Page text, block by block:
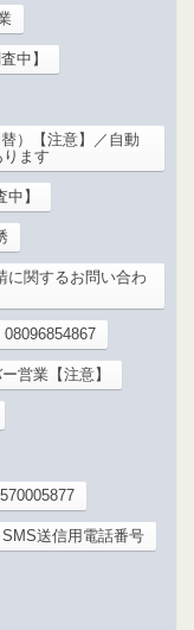
中】
）【注意】／自動
ます
】
に関するお問い合わ
08096854867
営業【注意】
送信用電話番号